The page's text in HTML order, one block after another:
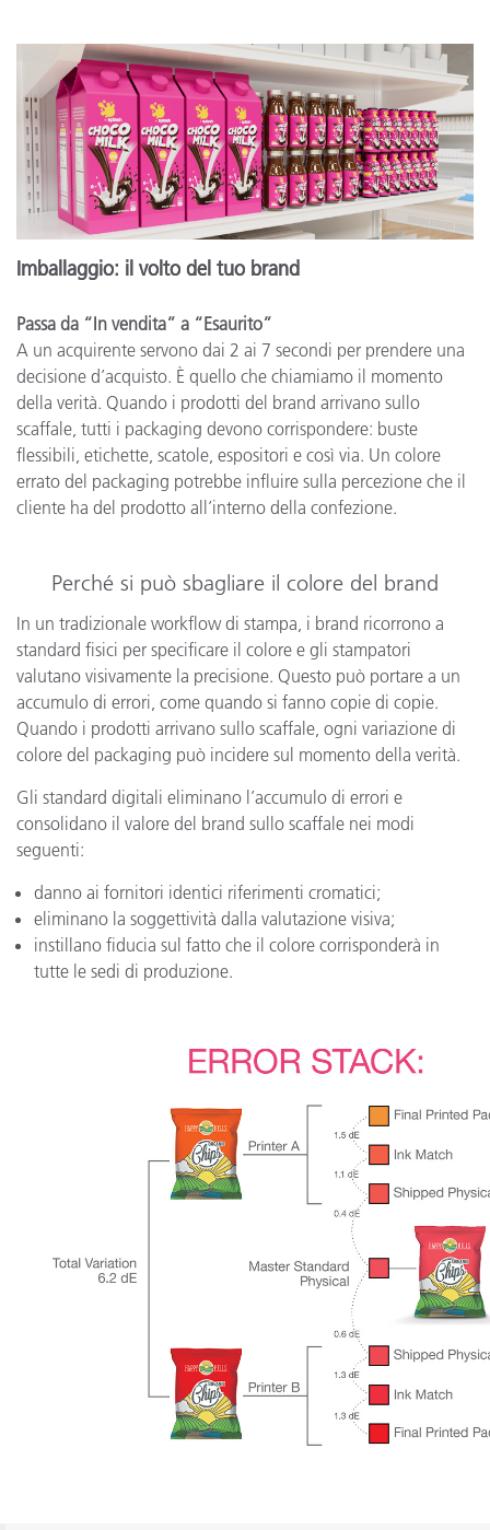
Imballaggio: il volto del tuo brand
Passa da “In vendita” a “Esaurito”
A un acquirente servono dai 2 ai 7 secondi per prendere una
decisione d’acquisto. È quello che chiamiamo il momento
della verità. Quando i prodotti del brand arrivano sullo
scaffale, tutti i packaging devono corrispondere: buste
flessibili, etichette, scatole, espositori e così via. Un colore
errato del packaging potrebbe influire sulla percezione che il
cliente ha del prodotto all’interno della confezione.
Perché si può sbagliare il colore del brand
In un tradizionale workflow di stampa, i brand ricorrono a
standard fisici per specificare il colore e gli stampatori
valutano visivamente la precisione. Questo può portare a un
accumulo di errori, come quando si fanno copie di copie.
Quando i prodotti arrivano sullo scaffale, ogni variazione di
colore del packaging può incidere sul momento della verità.
Gli standard digitali eliminano l’accumulo di errori e
consolidano il valore del brand sullo scaffale nei modi
seguenti:
danno ai fornitori identici riferimenti cromatici;
eliminano la soggettività dalla valutazione visiva;
instillano fiducia sul fatto che il colore corrisponderà in
tutte le sedi di produzione.